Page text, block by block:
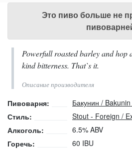
Это пиво больше не
Powerfull roasted barley and hop
kind bitterness. That`s it.
Описание производителя
Пивоварня:
Бакунин /
Стиль:
Stout - Foreign /
Алкоголь:
6.5% ABV
Горечь:
60 IBU